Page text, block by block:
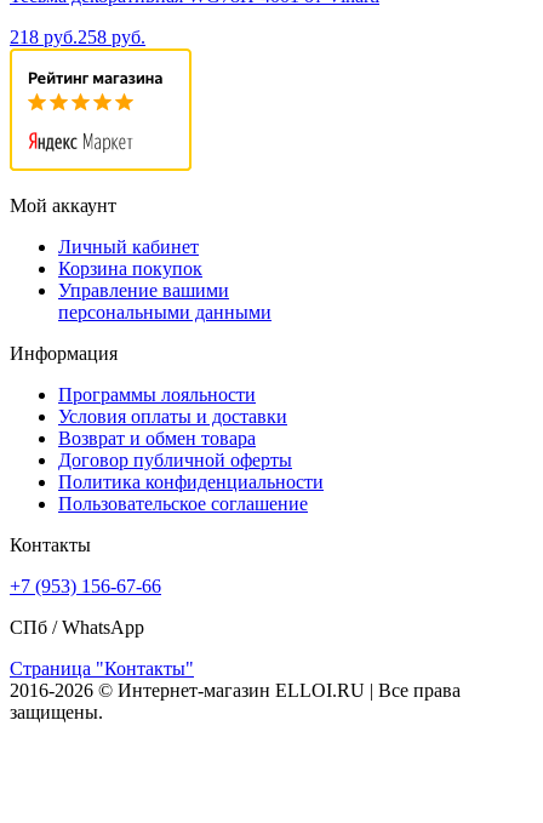
218 руб.258 руб.
Мой аккаунт
Личный кабинет
Корзина покупок
Управление вашими
персональными данными
Информация
Программы лояльности
Условия оплаты и доставки
Возврат и обмен товара
Договор публичной оферты
Политика конфиденциальности
Пользовательское соглашение
Контакты
+7 (953) 156-67-66
СПб /WhatsApp
Страница "Контакты"
2016-2026 © Интернет-магазин ELLOI.RU | Все права
защищены.